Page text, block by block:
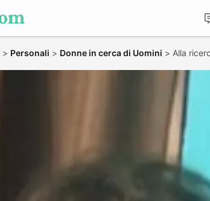
> Personali > Donne in cerca di Uomini > Alla